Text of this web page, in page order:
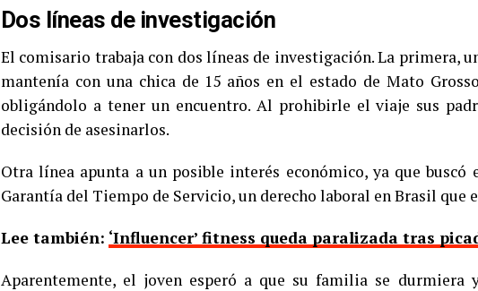
Dos líneas de investigación
El comisario trabaja con dos líneas de investigación. La primera,
mantenía con una chica de 15 años en el estado de Mato
obligándolo a tener un encuentro. Al prohibirle el viaje sus
decisión de asesinarlos.
Otra línea apunta a un posible interés económico, ya que
Garantía del Tiempo de Servicio, un derecho laboral en Brasil que
Lee también: ‘Influencer’ fitness queda paralizada tras
Aparentemente, el joven esperó a que su familia se